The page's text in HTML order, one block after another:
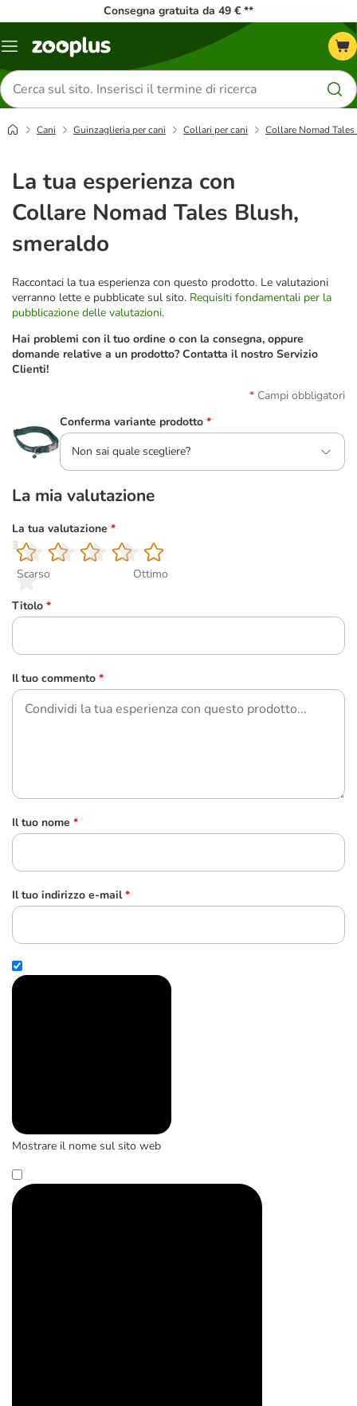
Consegna gratuita da 49 € **
Overview
Cerca
prodotti
Cani Guinzaglieria per cani Collari per cani Collare Nomad
La tua esperienza con
Collare Nomad Tales Blush,
smeraldo
Raccontaci la tua esperienza con questo prodotto. Le valutazioni
verranno lette e pubblicate sul sito. Requisiti fondamentali per la
pubblicazione delle valutazioni.
Hai problemi con il tuo ordine o con la consegna, oppure
domande relative a un prodotto? Contatta il nostro Servizio
Clienti!
Campi obbligatori
Conferma variante prodotto *
Non sai quale scegliere?
La mia valutazione
La tua valutazione *
1
Scarso
2
3
4
5
Ottimo
Titolo *
Il tuo commento *
Il tuo nome *
Il tuo indirizzo e-mail *
Mostrare il nome sul sito web